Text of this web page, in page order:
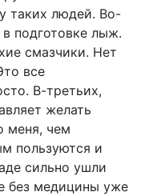
таких людей. Во-
подготовке лыж.
смазчики. Нет
все
В-третьих,
желать
меня, чем
пользуются и
сильно ушли
без медицины уже